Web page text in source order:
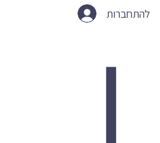
להתחברות